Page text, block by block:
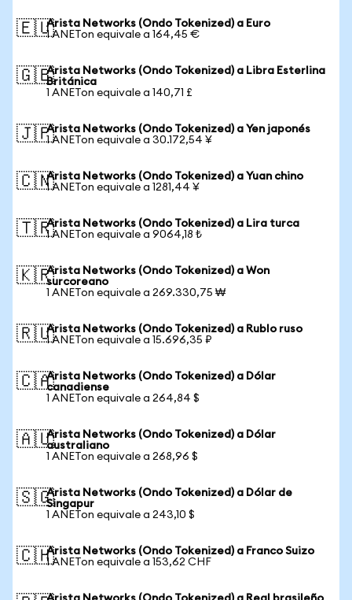
🇪🇺Arista Networks (Ondo Tokenized) a Euro
1 ANETon equivale a 164,45 €
🇬🇧Arista Networks (Ondo Tokenized) a Libra Esterlina
Británica
1 ANETon equivale a 140,71 £
🇯🇵Arista Networks (Ondo Tokenized) a Yen japonés
1 ANETon equivale a 30.172,54 ¥
🇨🇳Arista Networks (Ondo Tokenized) a Yuan chino
1 ANETon equivale a 1281,44 ¥
🇹🇷Arista Networks (Ondo Tokenized) a Lira turca
1 ANETon equivale a 9064,18 ₺
🇰🇷Arista Networks (Ondo Tokenized) a Won
surcoreano
1 ANETon equivale a 269.330,75 ₩
🇷🇺Arista Networks (Ondo Tokenized) a Rublo ruso
1 ANETon equivale a 15.696,35 ₽
🇨🇦Arista Networks (Ondo Tokenized) a Dólar
canadiense
1 ANETon equivale a 264,84 $
🇦🇺Arista Networks (Ondo Tokenized) a Dólar
australiano
1 ANETon equivale a 268,96 $
🇸🇬Arista Networks (Ondo Tokenized) a Dólar de
Singapur
1 ANETon equivale a 243,10 $
🇨🇭Arista Networks (Ondo Tokenized) a Franco Suizo
1 ANETon equivale a 153,62 CHF